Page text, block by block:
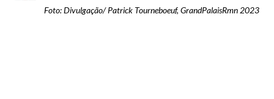
Foto: Divulgação/ Patrick Tourneboeuf, GrandPalaisRmn 2023